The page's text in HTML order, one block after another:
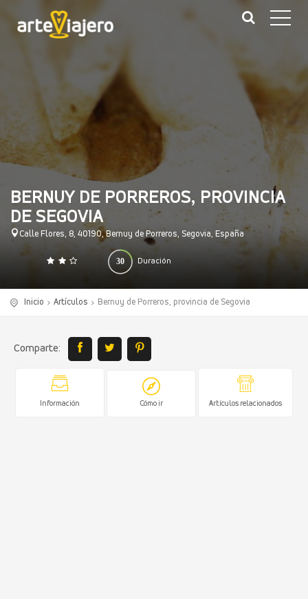
BERNUY DE PORREROS, PROVINCIA
DE SEGOVIA
Calle Flores, 8, 40190, Bernuy de Porreros, Segovia, España
Duración
30
0 140
Inicio Artículos Bernuy de Porreros, provincia de Segovia
Comparte:
Información Cómo ir Artículos relacionados